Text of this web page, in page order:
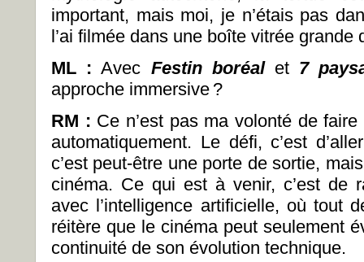
important, mais moi, je n’étais pas
l’ai filmée dans une boîte vitrée grande
ML : Avec Festin boréal et 7
approche immersive ?
RM : Ce n’est pas ma volonté de
automatiquement. Le défi, c’est
c’est peut-être une porte de sortie,
cinéma. Ce qui est à venir, c’est de
avec l’intelligence artificielle, où tout
réitère que le cinéma peut seulement
continuité de son évolution technique.